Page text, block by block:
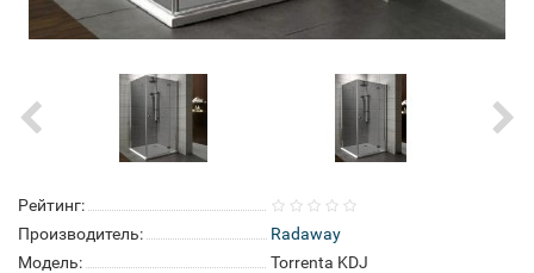
Рейтинг:
Производитель:
Radaway
Модель:
Torrenta KDJ